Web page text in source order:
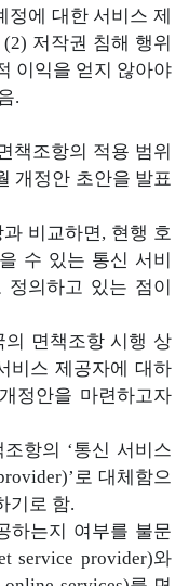
정에 대한 서비스 제
저작권 침해 행위
이익을 얻지 않아야
.
책조항의 적용 범위
개정안 초안을 발표
비교하면, 현행 호
수 있는 통신 서비
정의하고 있는 점이
면책조항 시행 상
비스 제공자에 대하
정안을 마련하고자
항의 ‘통신 서비스
로 대체함으
기로 함.
하는지 여부를 불문
service provider)와